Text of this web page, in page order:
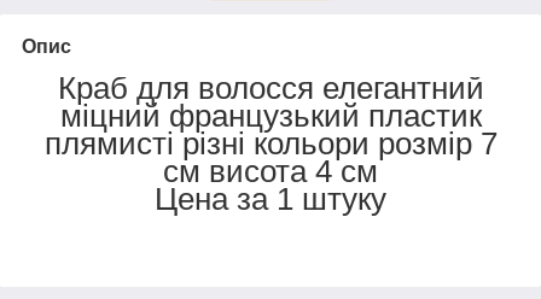
Опис
Краб для волосся елегантний
міцний французький пластик
плямисті різні кольори розмір 7
см висота 4 см
Цена за 1 штуку